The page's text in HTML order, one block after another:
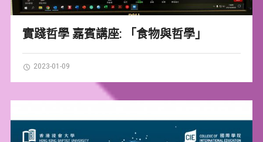
實踐哲學 嘉賓講座: 「食物與哲學」
2023-01-09